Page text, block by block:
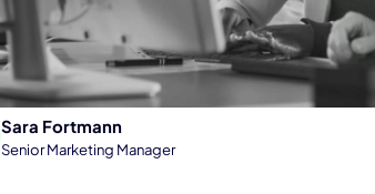
Sara Fortmann
Senior Marketing Manager